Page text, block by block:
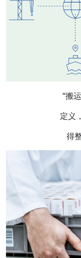
“搬
定义，
得整